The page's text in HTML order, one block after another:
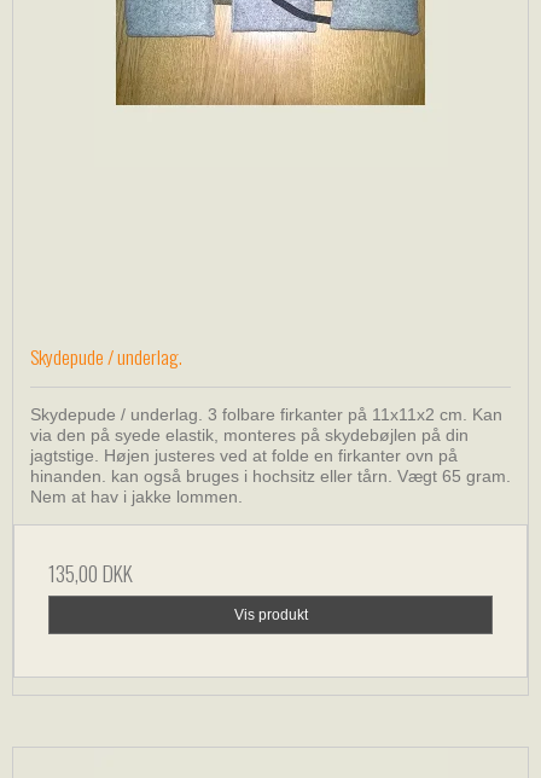
Skydepude / underlag.
Skydepude / underlag. 3 folbare firkanter på 11x11x2 cm. Kan
via den på syede elastik, monteres på skydebøjlen på din
jagtstige. Højen justeres ved at folde en firkanter ovn på
hinanden. kan også bruges i hochsitz eller tårn. Vægt 65 gram.
Nem at hav i jakke lommen.
135,00 DKK
Vis produkt